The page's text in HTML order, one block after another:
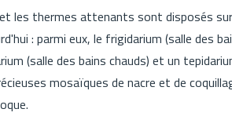
les thermes attenants sont disposés
: parmi eux, le frigidarium (salle des
(salle des bains chauds) et un
mosaïques de nacre et de